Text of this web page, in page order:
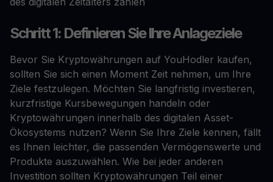
Schritt 1: Definieren Sie Ihre Anlageziele
Bevor Sie Kryptowährungen auf YouHodler kaufen,
sollten Sie sich einen Moment Zeit nehmen, um Ihre
Ziele festzulegen. Möchten Sie langfristig investieren,
kurzfristige Kursbewegungen handeln oder
Kryptowährungen innerhalb des digitalen Asset-
Ökosystems nutzen? Wenn Sie Ihre Ziele kennen, fällt
es Ihnen leichter, die passenden Vermögenswerte und
Produkte auszuwählen. Wie bei jeder anderen
Investition sollten Kryptowährungen Teil einer